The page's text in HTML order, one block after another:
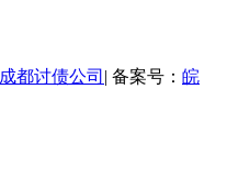
成都讨债公司 | 备案号： 皖